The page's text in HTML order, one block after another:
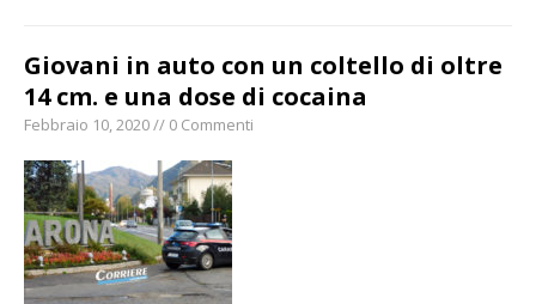
Giovani in auto con un coltello di oltre
14 cm. e una dose di cocaina
Febbraio 10, 2020 // 0 Commenti